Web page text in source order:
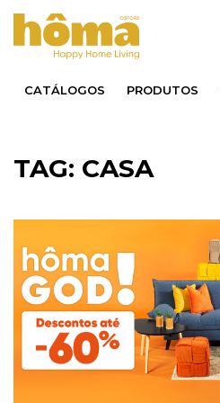
CATÁLOGOS PRODUTOS
TAG: CASA